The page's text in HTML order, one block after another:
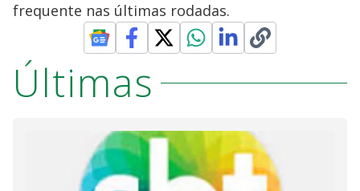
frequente nas últimas rodadas.
Últimas